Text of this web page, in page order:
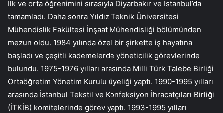
İlk ve orta öğrenimini sırasıyla Diyarbakır ve İstanbul’da
tamamladı. Daha sonra Yıldız Teknik Üniversitesi
Mühendislik Fakültesi İnşaat Mühendisliği bölümünden
mezun oldu. 1984 yılında özel bir şirkette iş hayatına
başladı ve çeşitli kademelerde yöneticilik görevlerinde
bulundu. 1975-1976 yılları arasında Milli Türk Talebe Birliği
Ortaöğretim Yönetim Kurulu üyeliği yaptı. 1990-1995 yılları
arasında İstanbul Tekstil ve Konfeksiyon İhracatçıları Birliği
(İTKİB) komitelerinde görev yaptı. 1993-1995 yılları